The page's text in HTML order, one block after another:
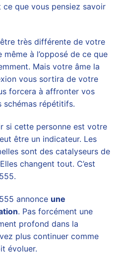
que vous pensiez savoir
très différente de votre
à l’opposé de ce que
Mais votre âme la
vous sortira de votre
forcera à affronter vos
schémas répétitifs.
si cette personne est votre
être un indicateur. Les
sont des catalyseurs de
changent tout. C’est
annonce une
. Pas forcément une
profond dans la
plus continuer comme
évoluer.